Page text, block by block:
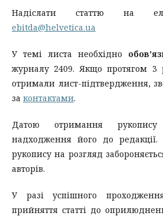
Надіслати статтю на
ebitda@helvetica.ua
У темі листа необхідно
журналу 2409. Якщо протягом 3
отримали лист-підтвердження,
за контактами.
Датою отримання рукопису
надходження його до
рукопису на розгляд
авторів.
У разі успішного
прийняття статті до